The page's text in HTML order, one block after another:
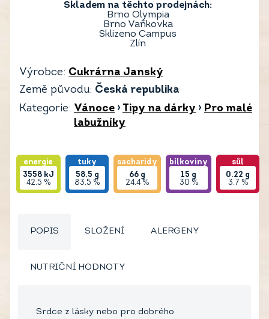
Skladem na těchto prodejnách:
Brno Olympia
Brno Vaňkovka
Sklizeno Campus
Zlín
Výrobce: Cukrárna Janský
Země původu: Česká republika
Kategorie: Vánoce › Tipy na dárky › Pro malé
labužníky
energie
3558 kJ
42.5 %
tuky
58.5 g
83.5 %
sacharidy
66 g
24.4 %
bílkoviny
15 g
30 %
sůl
0.22 g
3.7 %
POPIS SLOŽENÍ ALERGENY
NUTRIČNÍ HODNOTY
Srdce z lásky nebo pro dobrého